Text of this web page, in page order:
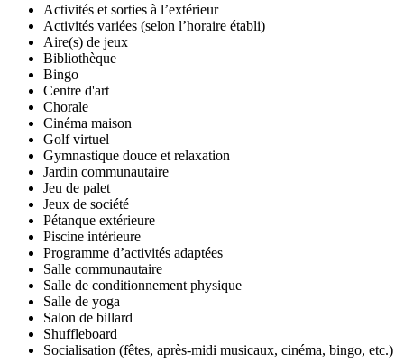
Activités et sorties à l’extérieur
Activités variées (selon l’horaire établi)
Aire(s) de jeux
Bibliothèque
Bingo
Centre d'art
Chorale
Cinéma maison
Golf virtuel
Gymnastique douce et relaxation
Jardin communautaire
Jeu de palet
Jeux de société
Pétanque extérieure
Piscine intérieure
Programme d’activités adaptées
Salle communautaire
Salle de conditionnement physique
Salle de yoga
Salon de billard
Shuffleboard
Socialisation (fêtes, après-midi musicaux, cinéma, bingo, etc.)